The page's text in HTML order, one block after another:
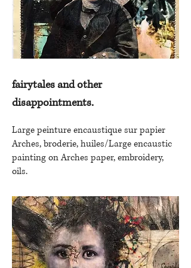
fairytales and other
disappointments.
Large peinture encaustique sur papier
Arches, broderie, huiles/Large encaustic
painting on Arches paper, embroidery,
oils.